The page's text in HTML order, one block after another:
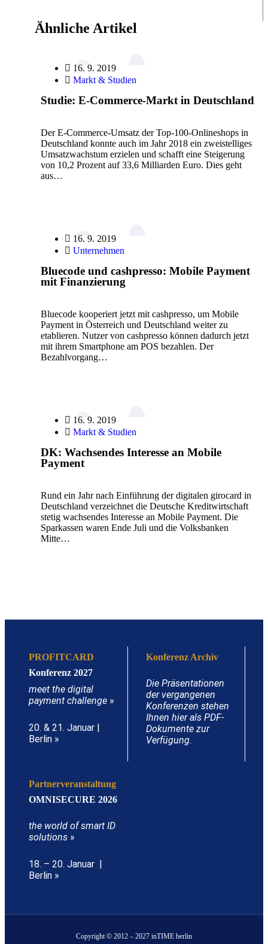
Ähnliche Artikel
16. 9. 2019
Markt & Studien
Studie: E-Commerce-Markt in Deutschland
Der E-Commerce-Umsatz der Top-100-Onlineshops in
Deutschland konnte auch im Jahr 2018 ein zweistelliges
Umsatzwachstum erzielen und schafft eine Steigerung
von 10,2 Prozent auf 33,6 Milliarden Euro. Dies geht
aus…
16. 9. 2019
Unternehmen
Bluecode und cashpresso: Mobile Payment
mit Finanzierung
Bluecode kooperiert jetzt mit cashpresso, um Mobile
Payment in Österreich und Deutschland weiter zu
etablieren. Nutzer von cashpresso können dadurch jetzt
mit ihrem Smartphone am POS bezahlen. Der
Bezahlvorgang…
16. 9. 2019
Markt & Studien
DK: Wachsendes Interesse an Mobile
Payment
Rund ein Jahr nach Einführung der digitalen girocard in
Deutschland verzeichnet die Deutsche Kreditwirtschaft
stetig wachsendes Interesse an Mobile Payment. Die
Sparkassen waren Ende Juli und die Volksbanken
Mitte…
PROFITCARD
Konferenz 2027
meet the digital
payment challenge »
20. & 21. Januar |
Berlin »
Konferenz Archiv
Die Präsentationen
der vergangenen
Konferenzen stehen
Ihnen hier als PDF-
Dokumente zur
Verfügung.
Partnerveranstaltung
OMNISECURE 2026
the world of smart ID
solutions »
18. – 20. Januar |
Berlin »
Copyright © 2012 – 2027 inTIME berlin